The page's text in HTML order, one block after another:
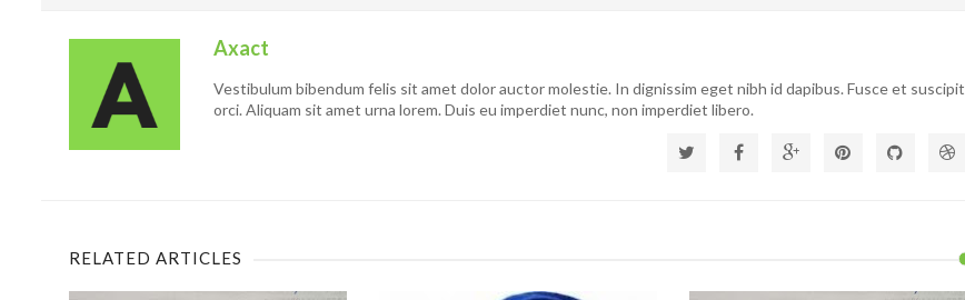
Axact
Vestibulum bibendum felis sit amet dolor auctor molestie. In dignissim eget nibh id dapibus. Fusce et suscipit
orci. Aliquam sit amet urna lorem. Duis eu imperdiet nunc, non imperdiet libero.
RELATED ARTICLES